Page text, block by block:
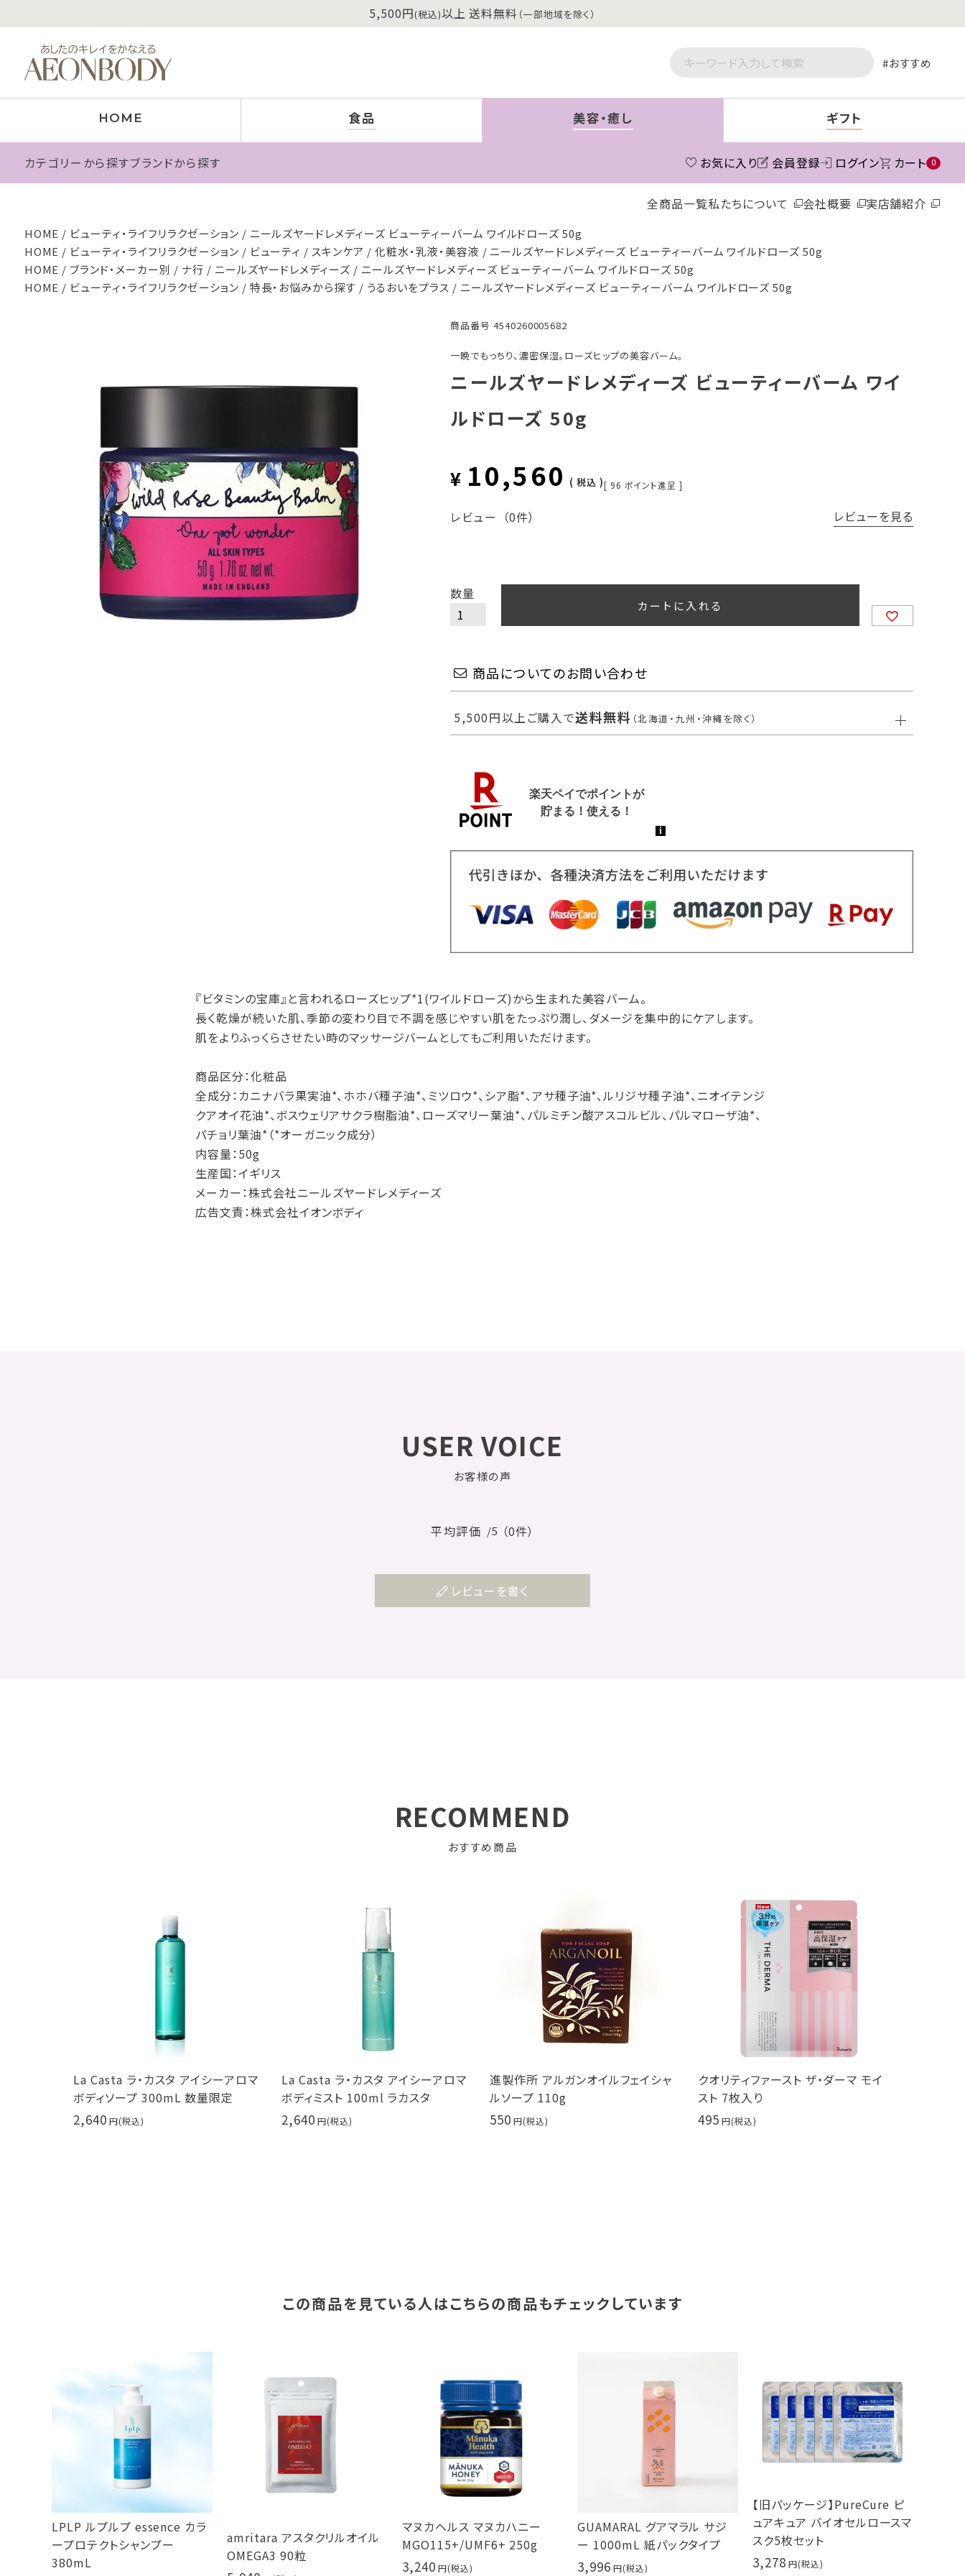
5,500円(税込)以上 送料無料 （一部地域を除く）
おすすめ
HOME 食品 美容・癒し ギフト
カテゴリーから探すブランドから探す お気に入り 会員登録 ログイン カート 0
全商品一覧私たちについて 会社概要 実店舗紹介
HOME ビューティ・ライフリラクゼーション
ニールズヤードレメディーズ ビューティーバーム ワイルドローズ 50g
HOME
ビューティ・ライフリラクゼーション ビューティ スキンケア 化粧水・乳液・美容液
ニールズヤードレメディーズ ビューティーバーム ワイルドローズ 50g
HOME
ブランド・メーカー別 ナ行 ニールズヤードレメディーズ
ニールズヤードレメディーズ ビューティーバーム ワイルドローズ 50g
HOME
ビューティ・ライフリラクゼーション 特長・お悩みから探す うるおいをプラス ニールズヤードレメディーズ ビューティーバーム ワイルドローズ 50g
商品番号 4540260005682
一晩でもっちり、濃密保湿。ローズヒップの美容バーム。
ニールズヤードレメディーズ ビューティーバーム ワイ
ルドローズ 50g
¥ 10,560 税込 [ 96 ポイント進呈 ]
レビュー （0件） レビューを見る
カートに入れる
商品についてのお問い合わせ
5,500円以上ご購入で送料無料 （北海道・九州・沖縄を除く）
『ビタミンの宝庫』と言われるローズヒップ*1(ワイルドローズ)から生まれた美容バーム。
長く乾燥が続いた肌、季節の変わり目で不調を感じやすい肌をたっぷり潤し、ダメージを集中的にケアします。
肌をよりふっくらさせたい時のマッサージバームとしてもご利用いただけます。
商品区分：化粧品
全成分：カニナバラ果実油*、ホホバ種子油*、ミツロウ*、シア脂*、アサ種子油*、ルリジサ種子油*、ニオイテンジ
クアオイ花油*、ボスウェリアサクラ樹脂油*、ローズマリー葉油*、パルミチン酸アスコルビル、パルマローザ油*、
パチョリ葉油*（*オーガニック成分）
内容量：50g
生産国：イギリス
メーカー：株式会社ニールズヤードレメディーズ
広告文責：株式会社イオンボディ
USER VOICE
お客様の声
平均評価 /5 （0件）
レビューを書く
RECOMMEND
おすすめ商品
La Casta ラ・カスタ アイシーアロマ
ボディソープ 300mL 数量限定
2,640
La Casta ラ・カスタ アイシーアロマ
ボディミスト 100ml ラカスタ
2,640
進製作所 アルガンオイルフェイシャ
ルソープ 110g
550
クオリティファースト ザ・ダーマ モイ
スト 7枚入り
495
この商品を見ている人はこちらの商品もチェックしています
LPLP ルプルプ essence カラ
ープロテクトシャンプー
380mL
amritara アスタクリルオイル
OMEGA3 90粒
マヌカヘルス マヌカハニー
MGO115+/UMF6+ 250g
3,240
GUAMARAL グアマラル サジ
ー 1000mL 紙パックタイプ
3,996
【旧パッケージ】PureCure ピ
ュアキュア バイオセルロースマ
スク5枚セット
3,278